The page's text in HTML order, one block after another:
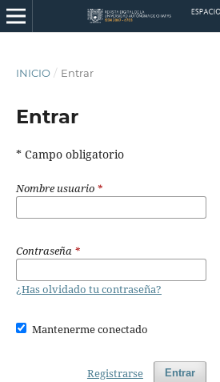
INICIO / Entrar
Entrar
* Campo obligatorio
Nombre usuario *
Contraseña *
¿Has olvidado tu contraseña?
Mantenerme conectado
Entrar
Registrarse